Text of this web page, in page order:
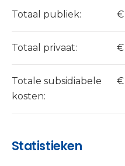
Totaal publiek: €
Totaal privaat: €
Totale subsidiabele
kosten:
€
Statistieken